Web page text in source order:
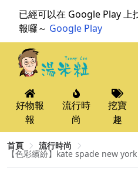
已經可以在 Google Play 上
報囉～ Google Play
好物報
報
流行時
尚
挖寶
趣
首頁 流行時尚
【色彩繽紛】kate spade new